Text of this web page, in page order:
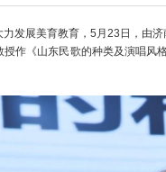
发展美育教育，5月23日，由
授作《山东民歌的种类及演唱